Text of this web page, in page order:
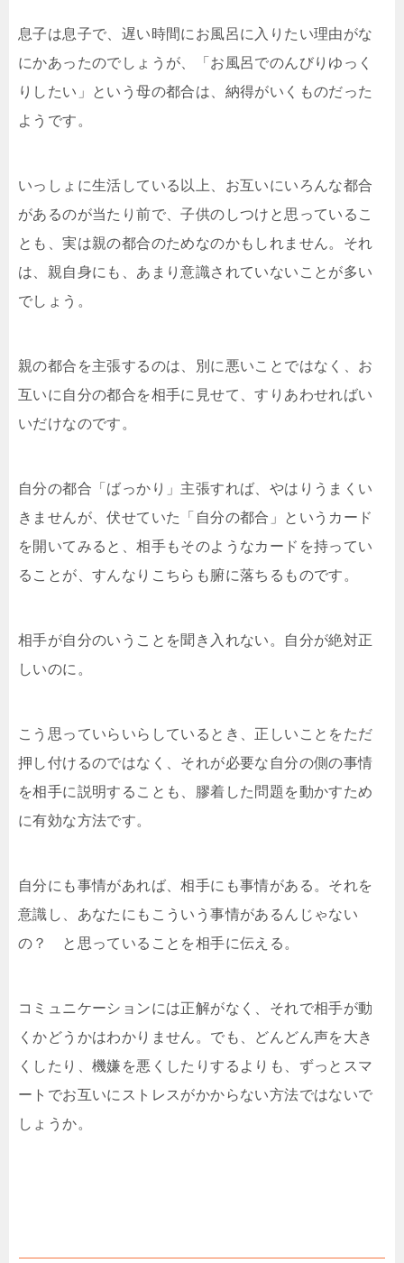
息子は息子で、遅い時間にお風呂に入りたい理由がな
にかあったのでしょうが、「お風呂でのんびりゆっく
りしたい」という母の都合は、納得がいくものだった
ようです。
いっしょに生活している以上、お互いにいろんな都合
があるのが当たり前で、子供のしつけと思っているこ
とも、実は親の都合のためなのかもしれません。それ
は、親自身にも、あまり意識されていないことが多い
でしょう。
親の都合を主張するのは、別に悪いことではなく、お
互いに自分の都合を相手に見せて、すりあわせればい
いだけなのです。
自分の都合「ばっかり」主張すれば、やはりうまくい
きませんが、伏せていた「自分の都合」というカード
を開いてみると、相手もそのようなカードを持ってい
ることが、すんなりこちらも腑に落ちるものです。
相手が自分のいうことを聞き入れない。自分が絶対正
しいのに。
こう思っていらいらしているとき、正しいことをただ
押し付けるのではなく、それが必要な自分の側の事情
を相手に説明することも、膠着した問題を動かすため
に有効な方法です。
自分にも事情があれば、相手にも事情がある。それを
意識し、あなたにもこういう事情があるんじゃない
の？ と思っていることを相手に伝える。
コミュニケーションには正解がなく、それで相手が動
くかどうかはわかりません。でも、どんどん声を大き
くしたり、機嫌を悪くしたりするよりも、ずっとスマ
ートでお互いにストレスがかからない方法ではないで
しょうか。